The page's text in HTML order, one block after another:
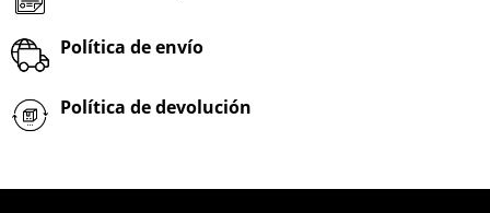
Política de envío
Política de devolución